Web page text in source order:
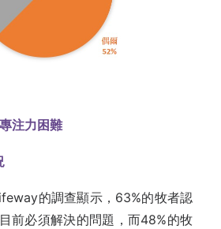
注力困難
的調查顯示，63%的牧者認
前必須解決的問題，而48%的牧